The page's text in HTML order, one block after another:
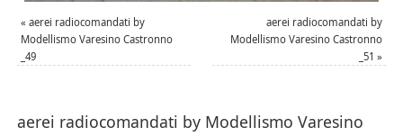
« aerei radiocomandati by
Modellismo Varesino Castronno
_49
aerei radiocomandati by
Modellismo Varesino Castronno
_51 »
aerei radiocomandati by Modellismo Varesino